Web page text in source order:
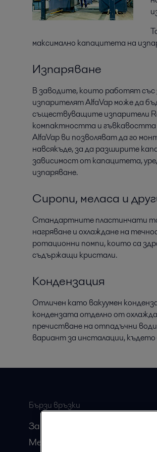
максимално капацитета на
Изпаряване
В заводите, които работят със
изпарителят AlfaVap може да
съществуващите изпарители
компактността и гъвкавостта
AlfaVap ви позволяват да го
навсякъде, за да разширите
зависимост от капацитета,
изпаряване.
Сиропи, меласа и
Стандартните пластинчати
нагряване и охлаждане на
ротационни помпи, които са
съдържащи кристали.
Кондензация
Отличен като вакуумен
кондензата отделно от
пречистване на отпадъчни
вариант за инсталации,
Бързи връзки
За нас
Медия